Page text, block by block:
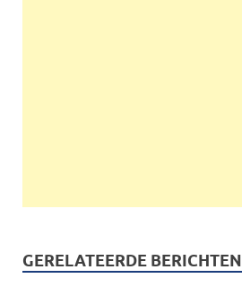
GERELATEERDE BERICHTEN